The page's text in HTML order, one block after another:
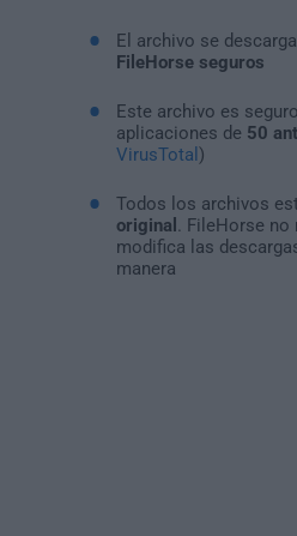
El archivo se
FileHorse seguros
Este archivo es
aplicaciones de 50
VirusTotal )
Todos los archivos
original
. FileHorse
modifica las
manera